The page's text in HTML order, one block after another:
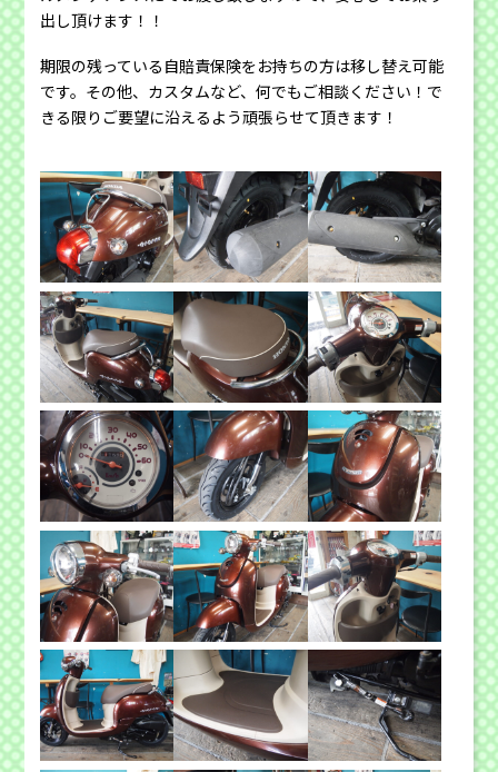
出し頂けます！！
期限の残っている自賠責保険をお持ちの方は移し替え可能
です。その他、カスタムなど、何でもご相談ください！で
きる限りご要望に沿えるよう頑張らせて頂きます！